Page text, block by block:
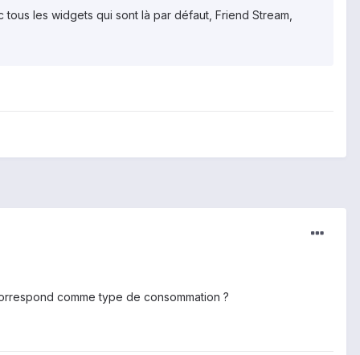
les widgets qui sont là par défaut, Friend Stream,
comme type de consommation ?